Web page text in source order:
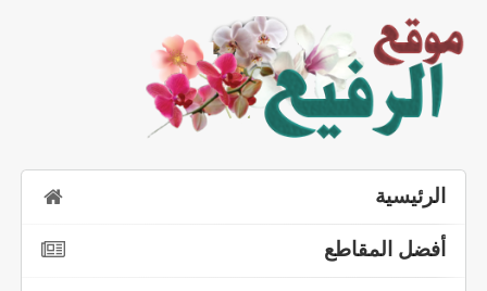
الرئيسية
أفضل المقاطع